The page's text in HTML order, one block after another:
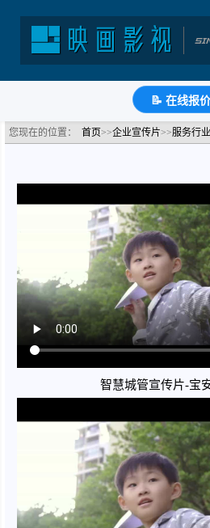
📝 在线报价
智慧城管宣传片-宝
分类：智能科技公司宣传片 浏览：
微
您现在的位置： 首页>>企业宣传片>>服务行业
智慧城管宣传片-宝